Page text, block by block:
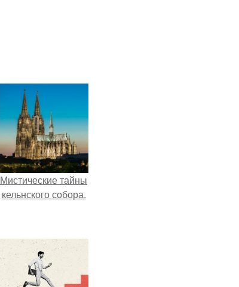
Мистические тайны
кельнского собора.